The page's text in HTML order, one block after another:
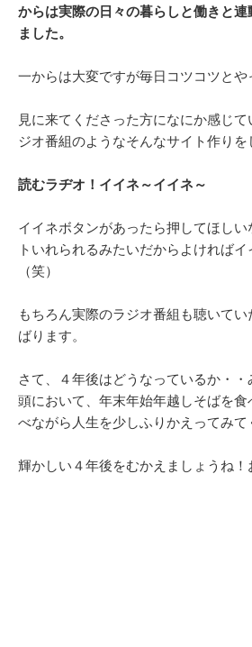
からは実際の日々の暮らしと働きと
ました。
一からは大変ですが毎日コツコツとや
見に来てくださった方になにか感じ
ジオ番組のようなそんなサイト作りを
読むラヂオ！イイネ～イイネ～
イイネボタンがあったら押してほし
トいれられるみたいだからよければ
（笑）
もちろん実際のラジオ番組も聴いて
ばります。
さて、４年後はどうなっているか・
頭において、年末年始年越しそばを
べながら人生を少しふりかえってみて
輝かしい４年後をむかえましょうね！